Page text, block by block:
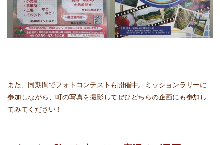
また、同期間でフォトコンテストも開催中。ミッションラリーに
参加しながら、町の写真を撮影してぜひどちらの企画にも参加し
てみてください！